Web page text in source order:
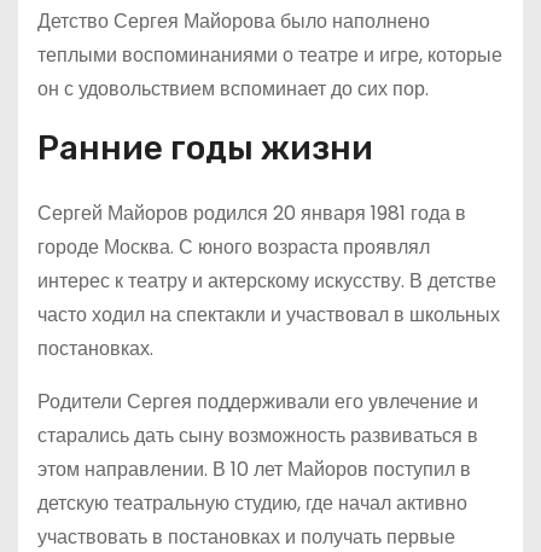
Детство Сергея Майорова было наполнено
теплыми воспоминаниями о театре и игре, которые
он с удовольствием вспоминает до сих пор.
Ранние годы жизни
Сергей Майоров родился 20 января 1981 года в
городе Москва. С юного возраста проявлял
интерес к театру и актерскому искусству. В детстве
часто ходил на спектакли и участвовал в школьных
постановках.
Родители Сергея поддерживали его увлечение и
старались дать сыну возможность развиваться в
этом направлении. В 10 лет Майоров поступил в
детскую театральную студию, где начал активно
участвовать в постановках и получать первые